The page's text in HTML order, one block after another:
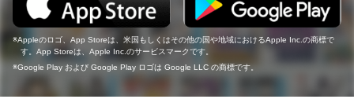
Appleのロゴ、App Storeは、米国もしくはその他の国や地域におけるApple Inc.の商標で
す。App Storeは、Apple Inc.のサービスマークです。
Google Play および Google Play ロゴは Google LLC の商標です。